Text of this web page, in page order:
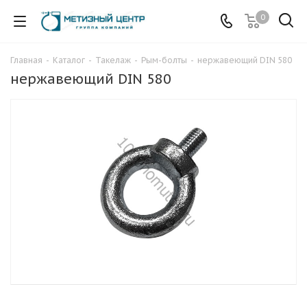
0
Главная - Каталог - Такелаж - Рым-болты - нержавеющий DIN 580
нержавеющий DIN 580